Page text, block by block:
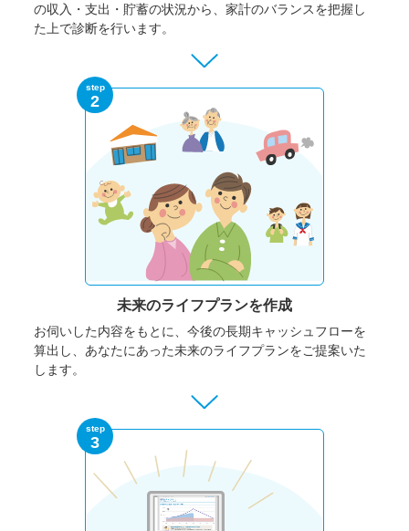
の収入・支出・貯蓄の状況から、家計のバランスを把握し
た上で診断を行います。
step
2
未来のライフプランを作成
お伺いした内容をもとに、今後の長期キャッシュフローを
算出し、あなたにあった未来のライフプランをご提案いた
します。
step
3